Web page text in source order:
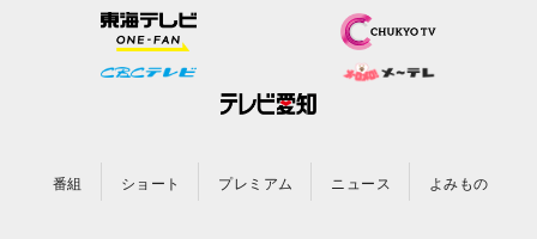
番組 ショート プレミアム ニュース よみもの